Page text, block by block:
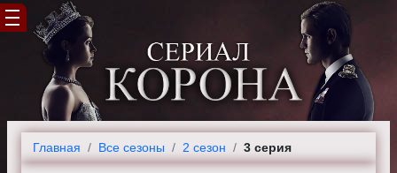
Главная Все сезоны 2 сезон 3 серия